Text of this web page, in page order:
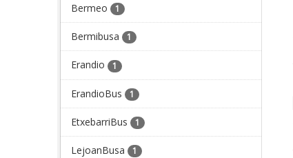
Bermeo 1
Bermibusa 1
Erandio 1
ErandioBus 1
EtxebarriBus 1
LejoanBusa 1